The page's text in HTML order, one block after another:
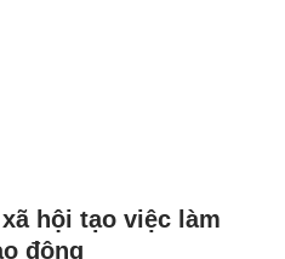
hội tạo việc làm
động